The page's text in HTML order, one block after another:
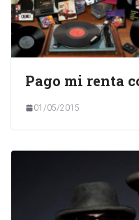
Pago mi renta
01/05/2015